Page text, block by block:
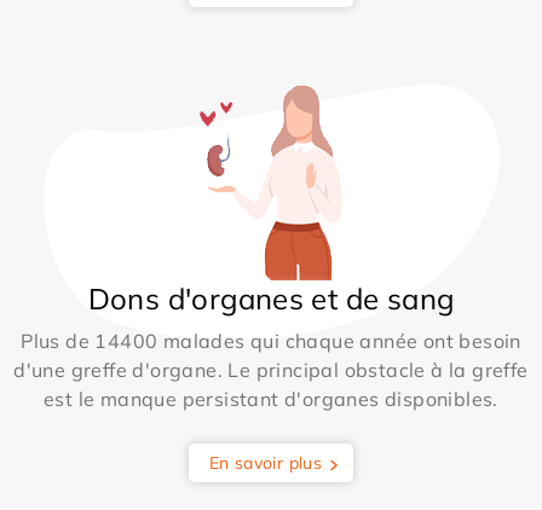
Dons d'organes et de sang
Plus de 14400 malades qui chaque année ont besoin
d'une greffe d'organe. Le principal obstacle à la greffe
est le manque persistant d'organes disponibles.
En savoir plus